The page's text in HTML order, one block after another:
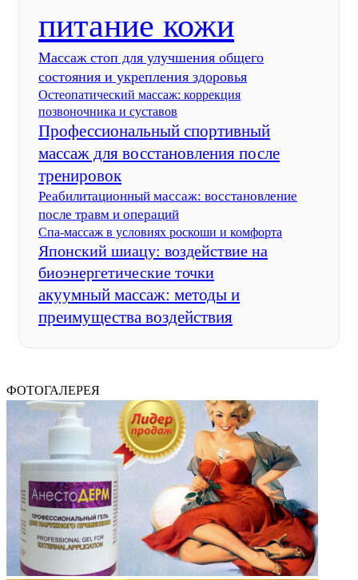
питание кожи
Массаж стоп для улучшения общего
состояния и укрепления здоровья
Остеопатический массаж: коррекция
позвоночника и суставов
Профессиональный спортивный
массаж для восстановления после
тренировок
Реабилитационный массаж: восстановление
после травм и операций
Спа-массаж в условиях роскоши и комфорта
Японский шиацу: воздействие на
биоэнергетические точки
акуумный массаж: методы и
преимущества воздействия
ФОТОГАЛЕРЕЯ